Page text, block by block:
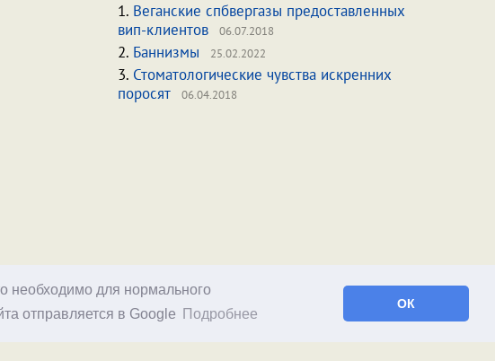
необходимо для нормального
отправляется в Google
Подробнее
ОК
1. Веганские спбвергазы предоставленных
вип-клиентов
06.07.2018
2. Баннизмы 25.02.2022
3. Стоматологические чувства искренних
поросят
06.04.2018
RSS блога